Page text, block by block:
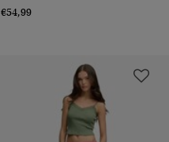
€54,99